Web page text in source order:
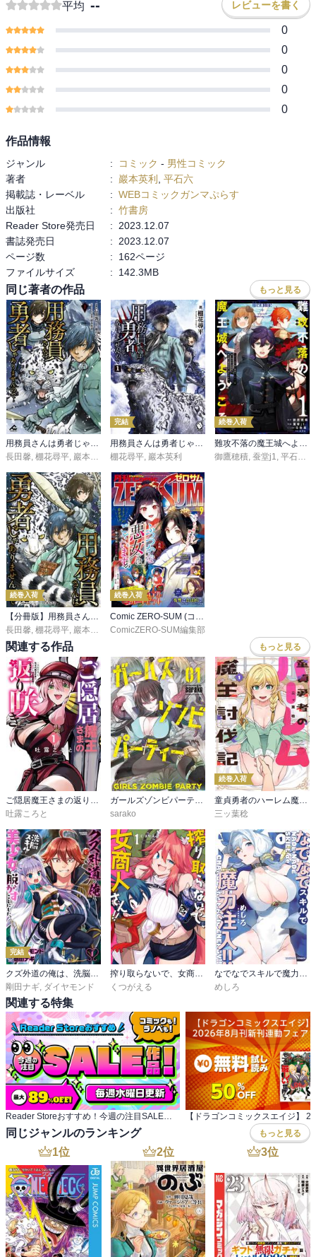
平均 -- レビューを書く
0
0
0
0
0
作品情報
ジャンル : コミック - 男性コミック
著者
: 巖本英利
平石六
掲載誌・レーベル
: WEBコミックガンマぷらす
出版社
: 竹書房
Reader Store発売日
:
2023.12.07
書誌発売日
:
2023.12.07
ページ数
:
162ページ
ファイルサイズ
: 142.3MB
同じ著者の作品 もっと見る
用務員さんは勇者じゃありませんので 1
長田馨, 棚花尋平, 巖本英利
完結
用務員さんは勇者じゃありませんので
棚花尋平, 巖本英利
続巻入荷
難攻不落の魔王城へようこそ～デバフは不要と勇者パーティーを追い出された黒魔導士、魔王軍の最高幹部に迎えられる～
御鷹穂積, 蚕堂j1, 平石六
続巻入荷
長田馨 棚花尋平 巖本英利
続巻入荷
ComicZERO-SUM編集部
関連する作品 もっと見る
ご隠居魔王さまの返り咲き ～突如若返った先々代魔王さまはちょっぴりHな謎武術で女尊男卑の世界を平定する～
吐露ころと
ガールズゾンビパーティー
sarako
続巻入荷
童貞勇者のハーレム魔王討伐記
三ッ葉稔
完結
剛田ナギ ダイヤモンド
くつがえる
めしろ
関連する特集
同じジャンルのランキング もっと見る
1位 2位 3位